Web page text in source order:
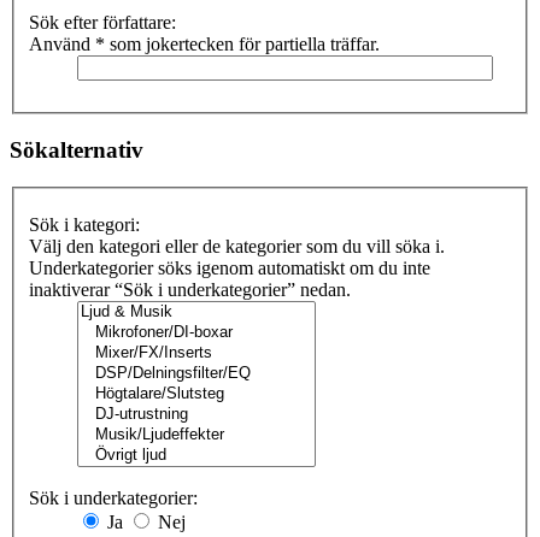
Sök efter författare:
Använd * som jokertecken för partiella träffar.
Sökalternativ
Sök i kategori:
Välj den kategori eller de kategorier som du vill söka i.
Underkategorier söks igenom automatiskt om du inte
inaktiverar “Sök i underkategorier” nedan.
Sök i underkategorier:
Ja
Nej